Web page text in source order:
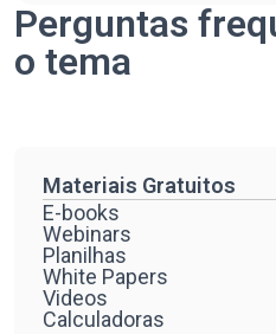
Perguntas
o tema
Materiais Gratuitos
E-books
Webinars
Planilhas
White Papers
Videos
Calculadoras